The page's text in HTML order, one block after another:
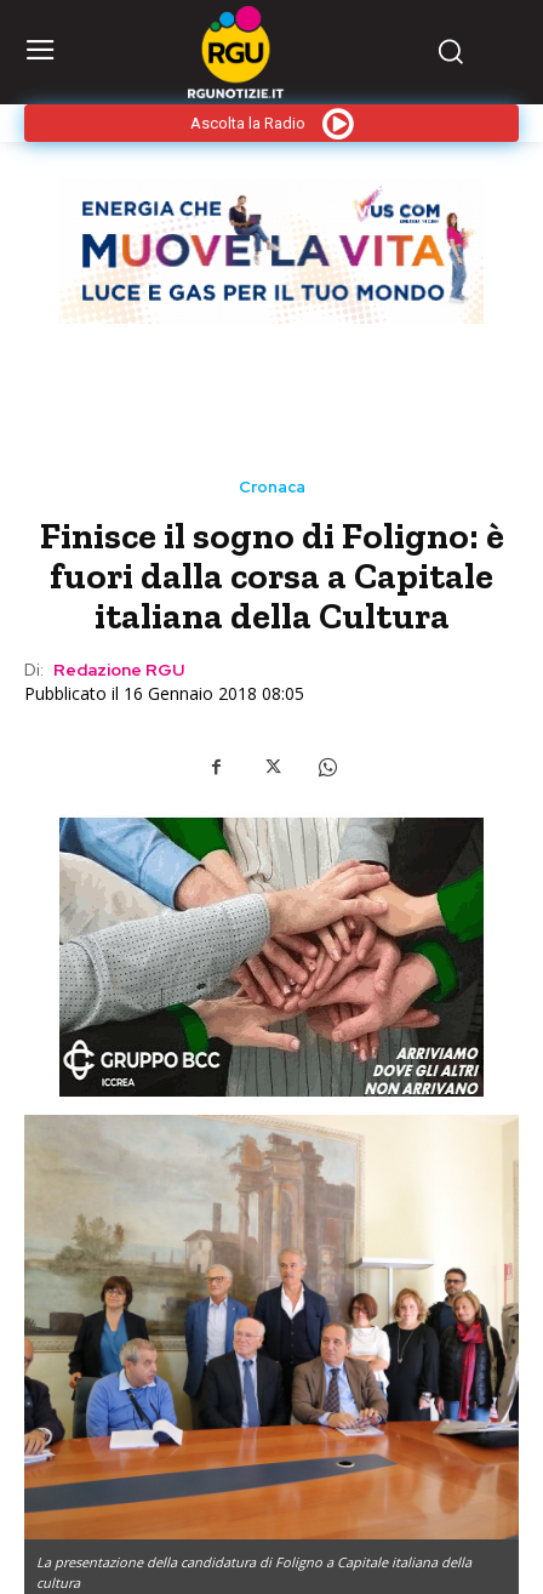
Ascolta la Radio
Cronaca
Finisce il sogno di Foligno: è
fuori dalla corsa a Capitale
italiana della Cultura
Di: Redazione RGU
Pubblicato il 16 Gennaio 2018 08:05
La presentazione della candidatura di Foligno a Capitale italiana della
cultura